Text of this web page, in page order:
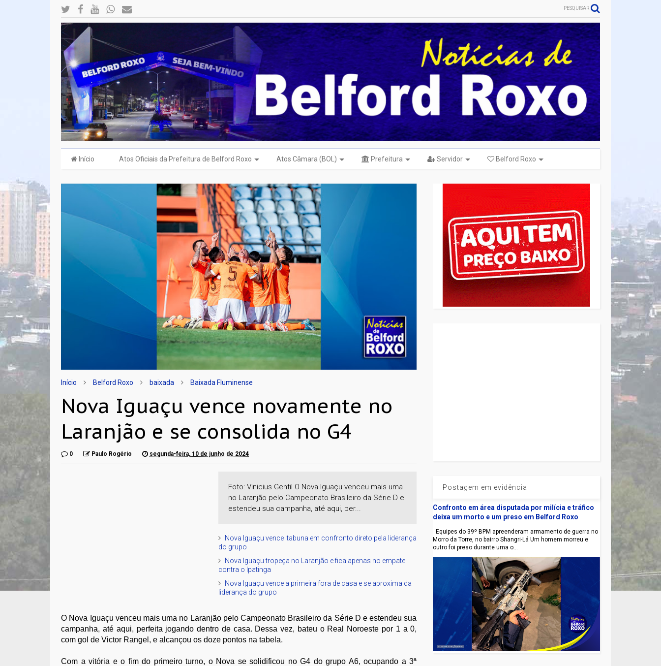
PESQUISAR
Início Atos Oficiais da Prefeitura de Belford Roxo Atos Câmara (BOL) Prefeitura Servidor Belford Roxo
Início Belford Roxo baixada Baixada Fluminense
Nova Iguaçu vence novamente no
Laranjão e se consolida no G4
0 Paulo Rogério segunda-feira, 10 de junho de 2024
Foto: Vinicius Gentil O Nova Iguaçu venceu mais uma
no Laranjão pelo Campeonato Brasileiro da Série D e
estendeu sua campanha, até aqui, per...
Nova Iguaçu vence Itabuna em confronto direto pela liderança
do grupo
Nova Iguaçu tropeça no Laranjão e fica apenas no empate
contra o Ipatinga
Nova Iguaçu vence a primeira fora de casa e se aproxima da
liderança do grupo
O Nova Iguaçu venceu mais uma no Laranjão pelo Campeonato Brasileiro da Série D e estendeu sua
campanha, até aqui, perfeita jogando dentro de casa. Dessa vez, bateu o Real Noroeste por 1 a 0,
com gol de Victor Rangel, e alcançou os doze pontos na tabela.
Com a vitória e o fim do primeiro turno, o Nova se solidificou no G4 do grupo A6, ocupando a 3ª
Postagem em evidência
Confronto em área disputada por milícia e tráfico
deixa um morto e um preso em Belford Roxo
Equipes do 39º BPM apreenderam armamento de guerra no
Morro da Torre, no bairro Shangri-Lá Um homem morreu e
outro foi preso durante uma o...